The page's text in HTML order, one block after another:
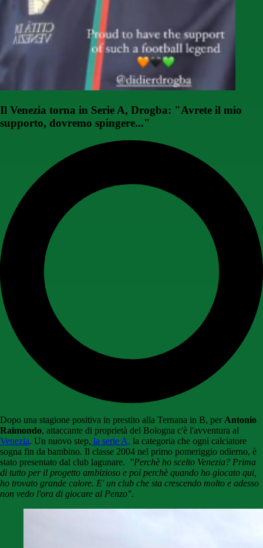
Il Venezia torna in Serie A, Drogba: "Avrete il mio
supporto, dovremo spingere..."
Dopo una stagione positiva in prestito alla Ternana in B, per Antonio
Raimondo, attaccante di proprietà del Bologna c'è l'avventura al
Venezia. Un nuovo step, la serie A, la categoria che ogni calciatore
sogna fin da bambino. Il classe 2004 nel primo pomeriggio odierno, è
stato presentato dal club lagunare.
"Perchè ho scelto Venezia? Prima
di tutto per il progetto ambizioso e poi perchè quando ho giocato qui,
ho trovato grande calore. E' un club che sta crescendo molto e adesso
non vedo l'ora di giocare al Penzo".